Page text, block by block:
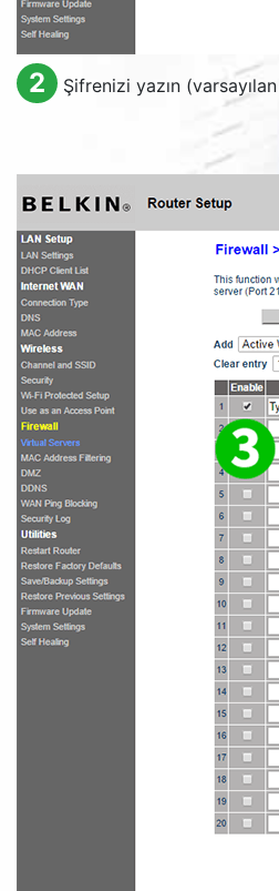
2 Şifrenizi yazın